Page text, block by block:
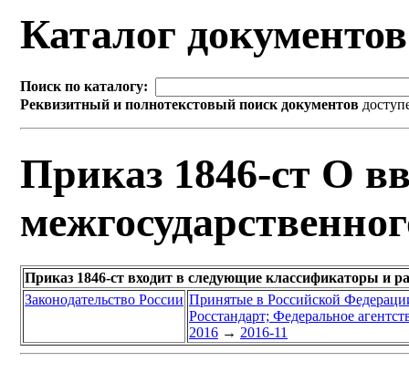
Каталог
Поиск по каталогу:
Реквизитный и полнотекстовый поиск документов
Приказ 1846-ст О
Приказ 1846-ст входит в следующие классификаторы и
Законодательство России Принятые в Российской
Росстандарт; Федеральное
2016 → 2016-11